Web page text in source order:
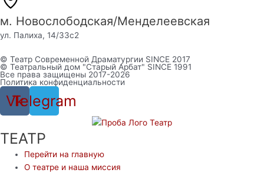
м. Новослободская/Менделеевская
ул. Палиха, 14/33с2
© Театр Современной Драматургии SINCE 2017
© Театральный дом "Старый Арбат" SINCE 1991
Все права защищены 2017-2026
Политика конфиденциальности
Vk
Telegram
ТЕАТР
Перейти на главную
О театре и наша миссия